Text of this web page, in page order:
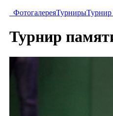
ФотогалереяТурнирыТурнир
Турнир